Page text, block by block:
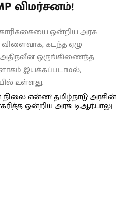
விமர்சனம்!
ஒன்றிய அரசு
கடந்த ஏழு
ஒருங்கிணைந்த
இயக்கப்படாமல்,
உள்ளது.